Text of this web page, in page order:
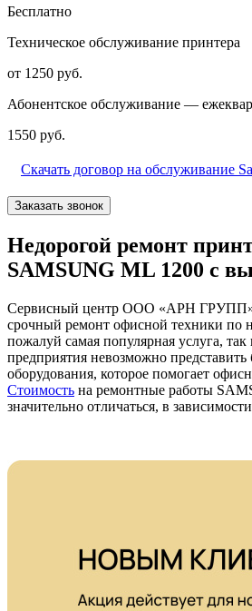
Бесплатно
Техническое обслуживание принтера
от 1250 руб.
Абонентское обслуживание —
1550 руб.
Скачать договор на обслуживание
Заказать звонок
Недорогой ремонт
SAMSUNG ML 1200 с
Сервисный центр ООО «АРН ГРУПП»
срочный ремонт офисной техники по
пожалуй самая популярная услуга,
предприятия невозможно представить
оборудования, которое помогает
Стоимость на ремонтные работы
значительно отличаться, в